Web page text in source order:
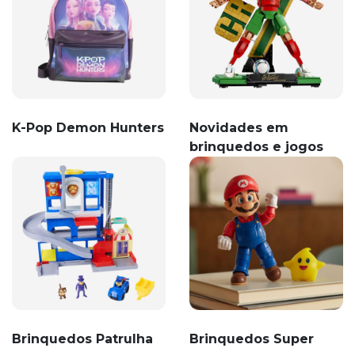
K-Pop Demon Hunters
Novidades em
brinquedos e jogos
Brinquedos Patrulha
Brinquedos Super